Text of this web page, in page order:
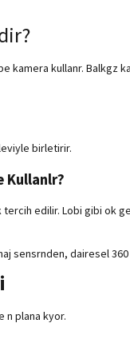
kamera kullanr. Balkgz
birletirir.
Kullanlr?
edilir. Lobi gibi ok
sensrnden, dairesel
n plana kyor.